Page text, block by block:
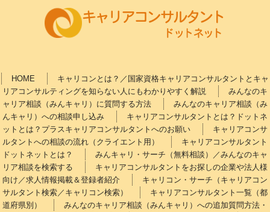
HOME
キャリコンとは？／国家資格キャリアコンサルタントとキャ
リアコンサルティングを知らない人にもわかりやすく解説
みんなのキ
ャリア相談（みんキャリ）に質問する方法
みんなのキャリア相談（み
んキャリ）への相談申し込み
キャリアコンサルタントとは？ドットネ
ットとは？プラスキャリアコンサルタントへのお願い
キャリアコンサ
ルタントへの相談の流れ（クライエント用）
キャリアコンサルタント
ドットネットとは？
みんキャリ・サーチ（無料相談）／みんなのキャ
リア相談を検索する
キャリアコンサルタントをお探しの企業や法人様
向け／求人情報掲載＆登録者紹介
キャリコン・サーチ（キャリアコン
サルタント検索／キャリコン検索）
キャリアコンサルタント一覧（都
道府県別）
みんなのキャリア相談（みんキャリ）への追加質問方法・